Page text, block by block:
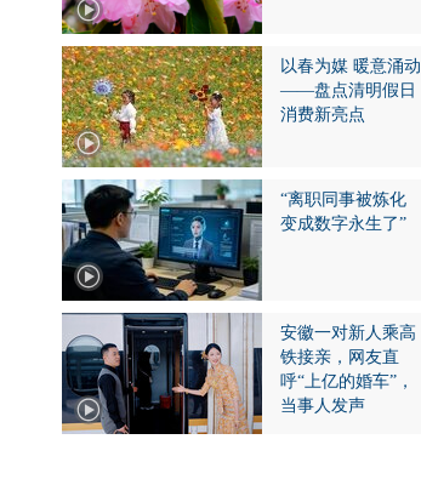
以春为媒 暖意涌动
——盘点清明假日
消费新亮点
“离职同事被炼化
变成数字永生了”
安徽一对新人乘高
铁接亲，网友直
呼“上亿的婚车”，
当事人发声